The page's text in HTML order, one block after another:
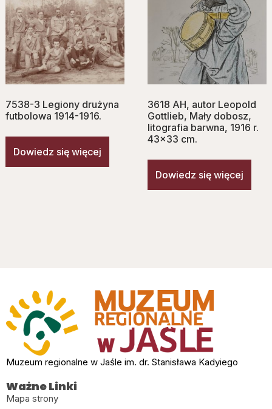
7538-3 Legiony drużyna
futbolowa 1914-1916.
Dowiedz się więcej
3618 AH, autor Leopold
Gottlieb, Mały dobosz,
litografia barwna, 1916 r.
43×33 cm.
Dowiedz się więcej
Muzeum regionalne w Jaśle im. dr. Stanisława Kadyiego
Ważne Linki
Mapa strony